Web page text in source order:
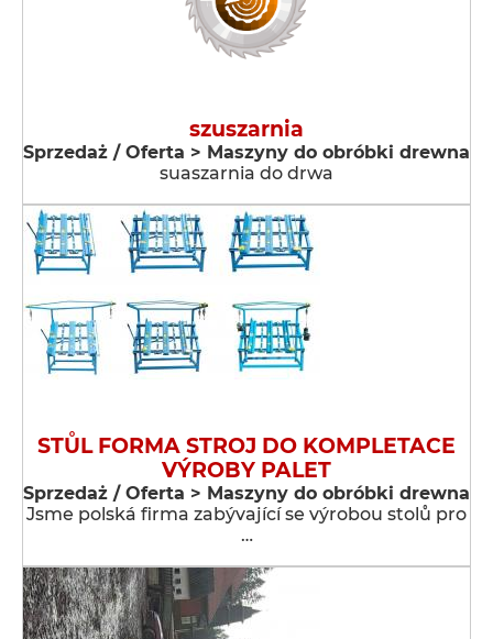
szuszarnia
Sprzedaż / Oferta > Maszyny do obróbki drewna
suaszarnia do drwa
STŮL FORMA STROJ DO KOMPLETACE
VÝROBY PALET
Sprzedaż / Oferta > Maszyny do obróbki drewna
Jsme polská firma zabývající se výrobou stolů pro
…